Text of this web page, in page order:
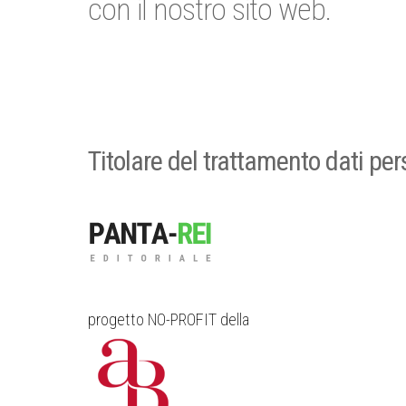
con il nostro sito web.
Titolare del trattamento dati
progetto NO-PROFIT della